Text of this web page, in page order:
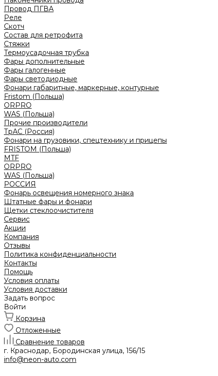
Провод ПГВА
Реле
Скотч
Состав для ретрофита
Стяжки
Термоусадочная трубка
Фары дополнительные
Фары галогенные
Фары светодиодные
Фонари габаритные, маркерные, контурные
Fristom (Польша)
ORPRO
WAS (Польша)
Прочие производители
ТрАС (Россия)
Фонари на грузовики, спецтехнику и прицепы
FRISTOM (Польша)
MTF
ORPRO
WAS (Польша)
РОССИЯ
Фонарь освещения номерного знака
Штатные фары и фонари
Щетки стеклоочистителя
Сервис
Акции
Компания
Отзывы
Политика конфиденциальности
Контакты
Помощь
Условия оплаты
Условия доставки
Задать вопрос
Войти
Корзина
Отложенные
Сравнение товаров
г. Краснодар, Бородинская улица, 156/15
info@neon-auto.com